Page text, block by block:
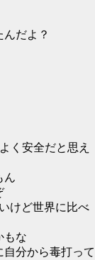
だよ？
く安全だと思え
ん
けど世界に比べ
もな
分から毒打って